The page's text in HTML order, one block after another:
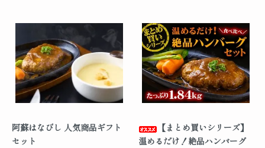
阿蘇はなびし 人気商品ギフト
セット
【まとめ買いシリーズ】
温めるだけ！絶品ハンバーグ